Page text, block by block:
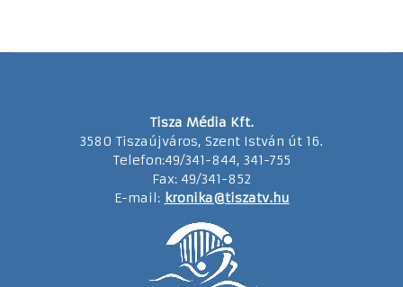
Tisza Média Kft.
3580 Tiszaújváros, Szent István út 16.
Telefon:49/341-844, 341-755
Fax: 49/341-852
E-mail: kronika@tiszatv.hu